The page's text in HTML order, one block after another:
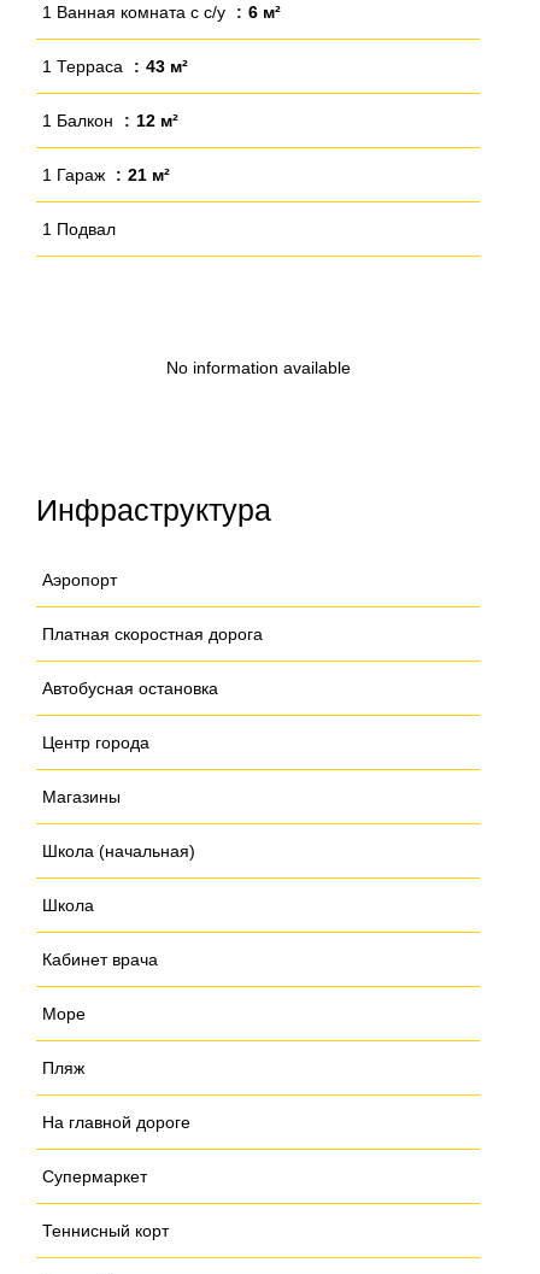
1 Ванная комната с с/у 6 м²
1 Терраса 43 м²
1 Балкон 12 м²
1 Гараж 21 м²
1 Подвал
No information available
Инфраструктура
Аэропорт
Платная скоростная дорога
Автобусная остановка
Центр города
Магазины
Школа (начальная)
Школа
Кабинет врача
Море
Пляж
На главной дороге
Супермаркет
Теннисный корт